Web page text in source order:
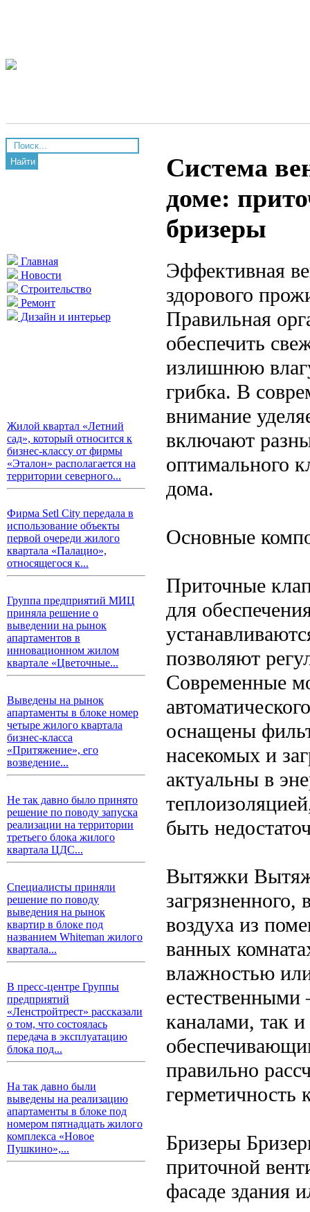
Найти
Главная
Новости
Строительство
Ремонт
Дизайн и интерьер
Жилой квартал «Летний
сад», который относится к
бизнес-классу от фирмы
«Эталон» располагается на
территории северного...
Фирма Setl City передала в
использование объекты
первой очереди жилого
квартала «Палацио»,
относящегося к...
Группа предприятий МИЦ
приняла решение о
выведении на рынок
апартаментов в
инновационном жилом
квартале «Цветочные...
Выведены на рынок
апартаменты в блоке номер
четыре жилого квартала
бизнес-класса
«Притяжение», его
возведение...
Не так давно было принято
решение по поводу запуска
реализации на территории
третьего блока жилого
квартала ЦДС...
Специалисты приняли
решение по поводу
выведения на рынок
квартир в блоке под
названием Whiteman жилого
квартала...
В пресс-центре Группы
предприятий
«Ленстройтрест» рассказали
о том, что состоялась
передача в эксплуатацию
блока под...
На так давно были
выведены на реализацию
апартаменты в блоке под
номером пятнадцать жилого
комплекса «Новое
Пушкино»,...
Система
доме:
бризеры
Эффективная
здорового
Правильная
обеспечить
излишнюю
грибка. В
внимание
включают
оптимального
дома.
Основные
Приточные
для
позволяют
Современные
оснащены
насекомых и
актуальны в
быть
Вытяжки
воздуха из
ванных
влажностью
каналами, так
правильно
герметичность
Бризеры
приточной
фасаде здания